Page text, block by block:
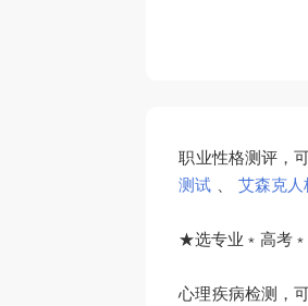
职业性格测评，
测试
艾森克人
★选专业﹡高考﹡
心理疾病检测，